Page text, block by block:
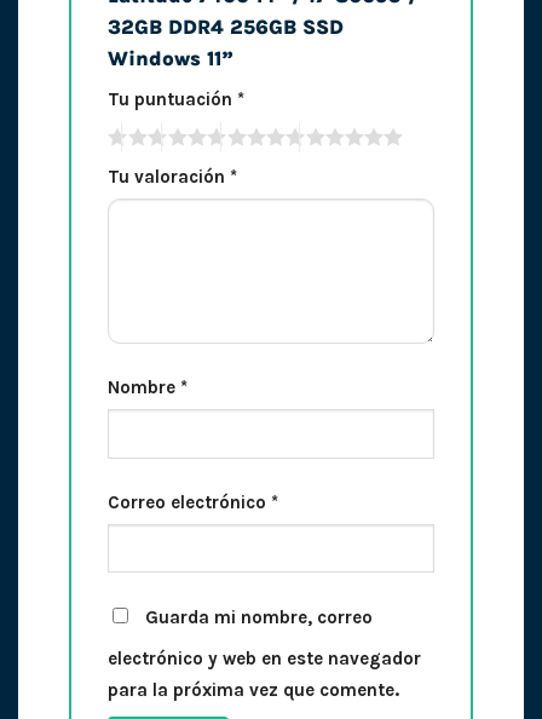
32GB DDR4 256GB SSD
Windows 11”
Tu puntuación *
Tu valoración *
Nombre *
Correo electrónico *
Guarda mi nombre, correo
electrónico y web en este navegador
para la próxima vez que comente.